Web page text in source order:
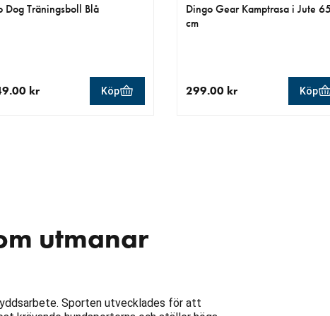
Dog Träningsboll Blå
kr Köp
Dingo Gear Kamptrasa i Jute
cm
299.00 kr Köp
utmanar
Sporten utvecklades för att